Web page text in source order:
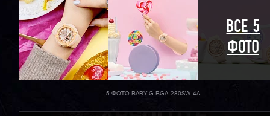
ВСЕ 5
ФОТО
5 ФОТО BABY-G BGA-280SW-4A